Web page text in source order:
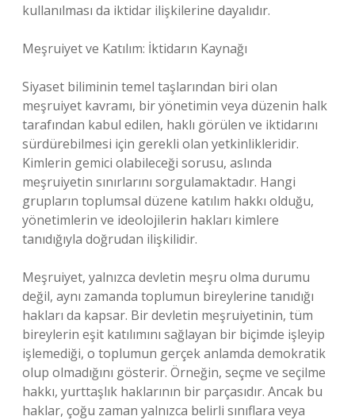
kullanılması da iktidar ilişkilerine dayalıdır.
Meşruiyet ve Katılım: İktidarın Kaynağı
Siyaset biliminin temel taşlarından biri olan
meşruiyet kavramı, bir yönetimin veya düzenin halk
tarafından kabul edilen, haklı görülen ve iktidarını
sürdürebilmesi için gerekli olan yetkinlikleridir.
Kimlerin gemici olabileceği sorusu, aslında
meşruiyetin sınırlarını sorgulamaktadır. Hangi
grupların toplumsal düzene katılım hakkı olduğu,
yönetimlerin ve ideolojilerin hakları kimlere
tanıdığıyla doğrudan ilişkilidir.
Meşruiyet, yalnızca devletin meşru olma durumu
değil, aynı zamanda toplumun bireylerine tanıdığı
hakları da kapsar. Bir devletin meşruiyetinin, tüm
bireylerin eşit katılımını sağlayan bir biçimde işleyip
işlemediği, o toplumun gerçek anlamda demokratik
olup olmadığını gösterir. Örneğin, seçme ve seçilme
hakkı, yurttaşlık haklarının bir parçasıdır. Ancak bu
haklar, çoğu zaman yalnızca belirli sınıflara veya